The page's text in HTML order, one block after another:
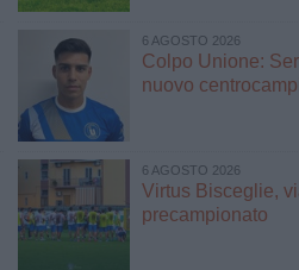
6 AGOSTO 2026
Colpo Unione:
nuovo
6 AGOSTO 2026
Virtus Bisceglie,
precampionato